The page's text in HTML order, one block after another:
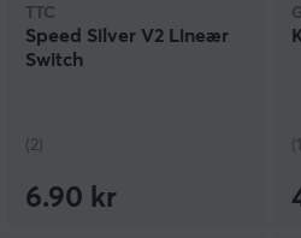
TTC
Speed Silver V2 Lineær
Switch
(2)
6.90 kr
(1)